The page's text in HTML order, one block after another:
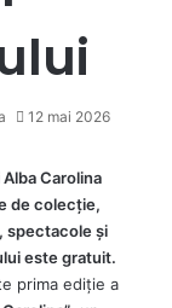
12 mai 2026
Carolina
de colecție,
spectacole și
este gratuit.
prima ediție a